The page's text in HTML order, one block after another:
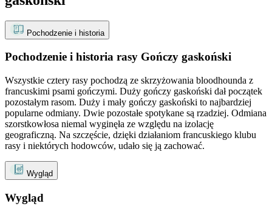
Pochodzenie i historia
Pochodzenie i historia rasy Gończy gaskoński
Wszystkie cztery rasy pochodzą ze skrzyżowania bloodhounda z
francuskimi psami gończymi. Duży gończy gaskoński dał początek
pozostałym rasom. Duży i mały gończy gaskoński to najbardziej
popularne odmiany. Dwie pozostałe spotykane są rzadziej. Odmiana
szorstkowłosa niemal wyginęła ze względu na izolację
geograficzną. Na szczęście, dzięki działaniom francuskiego klubu
rasy i niektórych hodowców, udało się ją zachować.
Wygląd
Wygląd